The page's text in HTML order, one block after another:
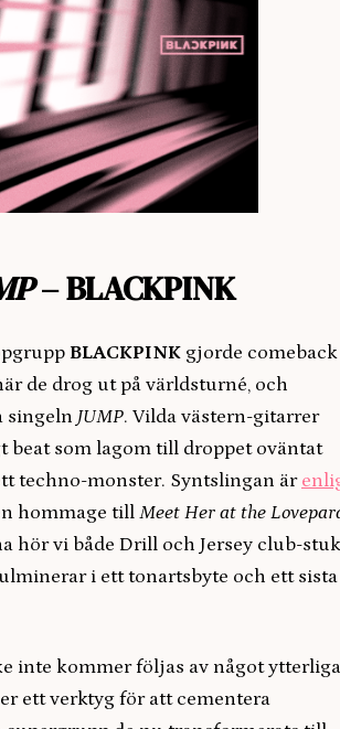
– BLACKPINK
BLACKPINK gjorde
de drog ut på världsturné, och
singeln JUMP. Vilda västern-gitarrer
beat som lagom till droppet oväntat
techno-monster. Syntslingan är
hommage till Meet Her at the
hör vi både Drill och Jersey club-stuk
i ett tonartsbyte och ett sista
inte kommer följas av något
ett verktyg för att cementera